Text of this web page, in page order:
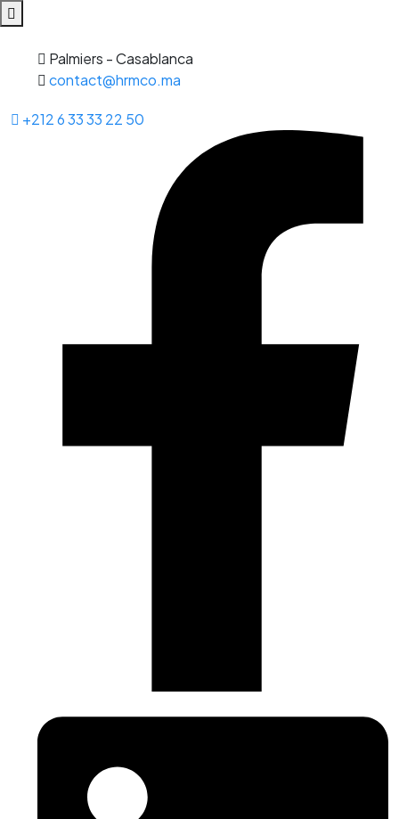
Palmiers - Casablanca
contact@hrmco.ma
+212 6 33 33 22 50